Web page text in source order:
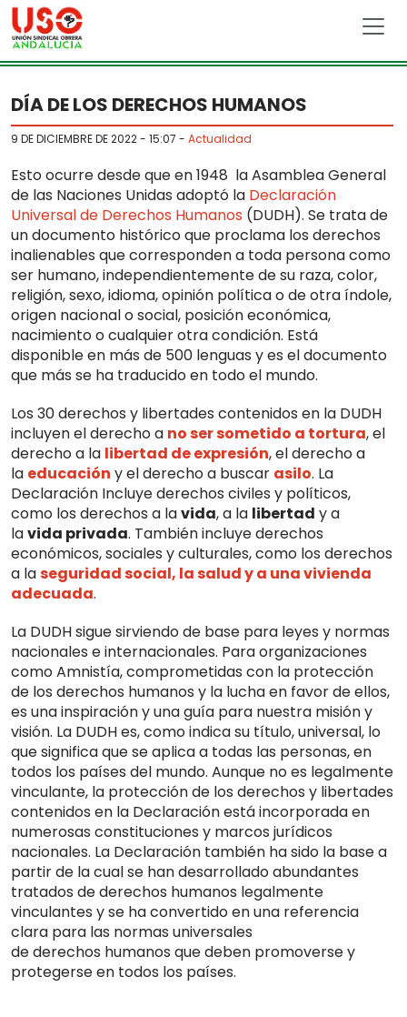
Skip to main content
DÍA DE LOS DERECHOS HUMANOS
9 DE DICIEMBRE DE 2022 - 15:07 - Actualidad
Esto ocurre desde que en 1948 la Asamblea General
de las Naciones Unidas adoptó la Declaración
Universal de Derechos Humanos (DUDH). Se trata de
un documento histórico que proclama los derechos
inalienables que corresponden a toda persona como
ser humano, independientemente de su raza, color,
religión, sexo, idioma, opinión política o de otra índole,
origen nacional o social, posición económica,
nacimiento o cualquier otra condición. Está
disponible en más de 500 lenguas y es el documento
que más se ha traducido en todo el mundo.
Los 30 derechos y libertades contenidos en la DUDH
incluyen el derecho a no ser sometido a tortura, el
derecho a la libertad de expresión, el derecho a
la educación y el derecho a buscar asilo. La
Declaración Incluye derechos civiles y políticos,
como los derechos a lavida, a la libertad y a
lavida privada. También incluye derechos
económicos, sociales y culturales, como los derechos
a laseguridad social, la salud y a una vivienda
adecuada.
La DUDH sigue sirviendo de base para leyes y normas
nacionales e internacionales. Para organizaciones
como Amnistía, comprometidas con la protección
de los derechos humanos y la lucha en favor de ellos,
es una inspiración y una guía para nuestra misión y
visión. La DUDH es, como indica su título, universal, lo
que significa que se aplica a todas las personas, en
todos los países del mundo. Aunque no es legalmente
vinculante, la protección de los derechos y libertades
contenidos en la Declaración está incorporada en
numerosas constituciones y marcos jurídicos
nacionales. La Declaración también ha sido la base a
partir de la cual se han desarrollado abundantes
tratados de derechos humanos legalmente
vinculantes y se ha convertido en una referencia
clara para las normas universales
de derechos humanos que deben promoverse y
protegerse en todos los países.